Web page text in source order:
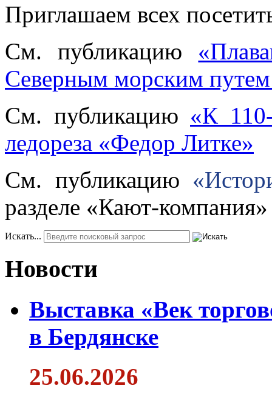
Приглашаем всех
См. публикацию
Северным морским путем
См. публикацию «К
ледореза «Федор Литке»
См. публикацию
разделе «Кают-компания»
Искать...
Новости
Выставка «Век
в Бердянске
25.06.2026